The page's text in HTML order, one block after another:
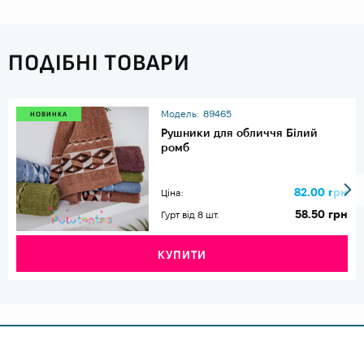
ПОДІБНІ ТОВАРИ
НОВИНКА Модель: 89465
Рушники для обличчя Білий
ромб
Ціна: 82.00 грн
Гурт від 8 шт. 58.50 грн
КУПИТИ